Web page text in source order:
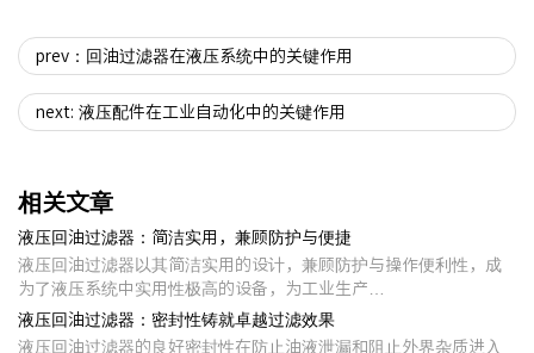
prev：回油过滤器在液压系统中的关键作用
next: 液压配件在工业自动化中的关键作用
相关文章
液压回油过滤器：简洁实用，兼顾防护与便捷
液压回油过滤器以其简洁实用的设计，兼顾防护与操作便利性，成
为了液压系统中实用性极高的设备，为工业生产…
液压回油过滤器：密封性铸就卓越过滤效果
液压回油过滤器的良好密封性在防止油液泄漏和阻止外界杂质进入